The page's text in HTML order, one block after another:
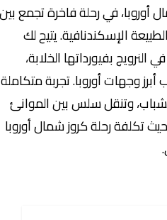
في رحلة فاخرة تجمع بين
الإسكندنافية. يتيح لك
بفيورداتها الخلابة،
وجهات أوروبا. تجربة متكاملة
وتنقل سلس بين الموانئ
رحلة كروز شمال أوروبا